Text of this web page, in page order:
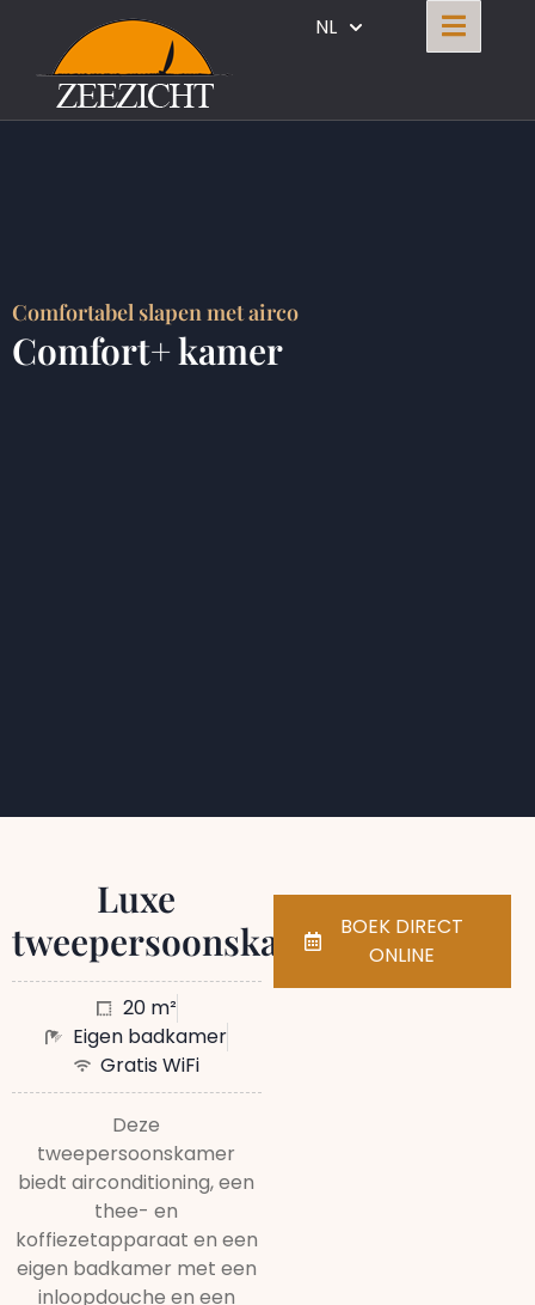
NL
Comfortabel slapen met airco
Comfort+ kamer
Luxe
tweepersoonskamer
20 m²
Eigen badkamer
Gratis WiFi
Deze
tweepersoonskamer
biedt airconditioning, een
thee- en
koffiezetapparaat en een
eigen badkamer met een
inloopdouche en een
BOEK DIRECT
ONLINE